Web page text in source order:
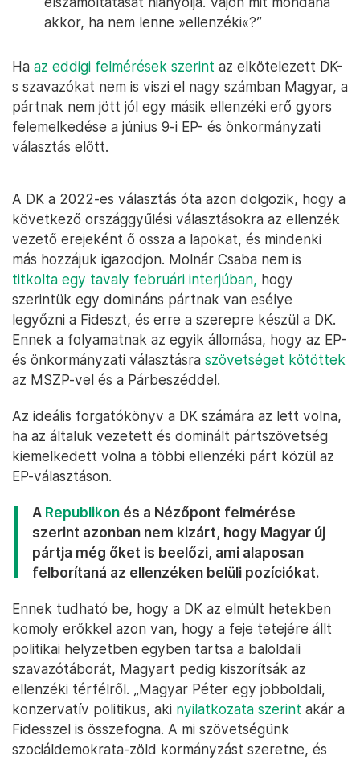
akkor, ha nem lenne »ellenzéki«?”
Ha az eddigi felmérések szerint az elkötelezett DK-
s szavazókat nem is viszi el nagy számban Magyar, a
pártnak nem jött jól egy másik ellenzéki erő gyors
felemelkedése a június 9-i EP- és önkormányzati
választás előtt.
A DK a 2022-es választás óta azon dolgozik, hogy a
következő országgyűlési választásokra az ellenzék
vezető erejeként ő ossza a lapokat, és mindenki
más hozzájuk igazodjon. Molnár Csaba nem is
titkolta egy tavaly februári interjúban, hogy
szerintük egy domináns pártnak van esélye
legyőzni a Fideszt, és erre a szerepre készül a DK.
Ennek a folyamatnak az egyik állomása, hogy az EP-
és önkormányzati választásra szövetséget kötöttek
az MSZP-vel és a Párbeszéddel.
Az ideális forgatókönyv a DK számára az lett volna,
ha az általuk vezetett és dominált pártszövetség
kiemelkedett volna a többi ellenzéki párt közül az
EP-választáson.
A Republikon és a Nézőpont felmérése
szerint azonban nem kizárt, hogy Magyar új
pártja még őket is beelőzi, ami alaposan
felborítaná az ellenzéken belüli pozíciókat.
Ennek tudható be, hogy a DK az elmúlt hetekben
komoly erőkkel azon van, hogy a feje tetejére állt
politikai helyzetben egyben tartsa a baloldali
szavazótáborát, Magyart pedig kiszorítsák az
ellenzéki térfélről. „Magyar Péter egy jobboldali,
konzervatív politikus, aki nyilatkozata szerint akár a
Fidesszel is összefogna. A mi szövetségünk
szociáldemokrata-zöld kormányzást szeretne, és